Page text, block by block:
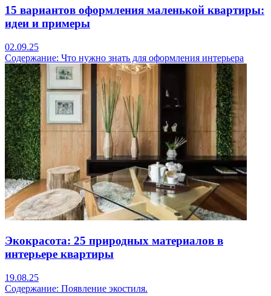
15 вариантов оформления маленькой квартиры:
идеи и примеры
02.09.25
Содержание: Что нужно знать для оформления интерьера
Экокрасота: 25 природных материалов в
интерьере квартиры
19.08.25
Содержание: Появление экостиля.